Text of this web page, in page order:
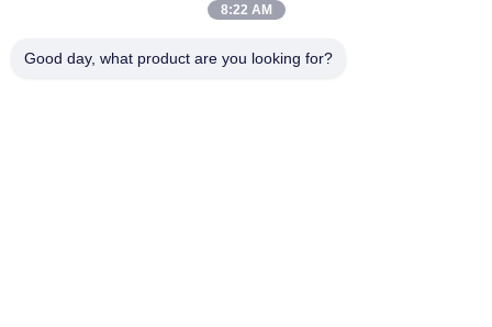
8:22 AM
Good day, what product are you looking for?